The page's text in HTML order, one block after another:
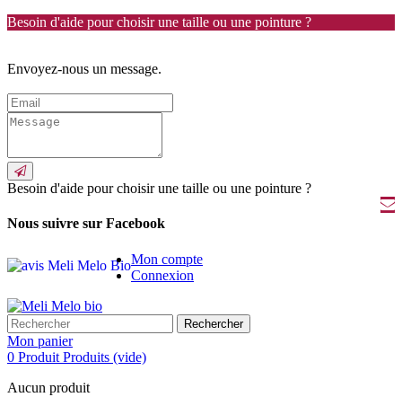
Besoin d'aide pour choisir une taille ou une pointure ?
Envoyez-nous un message.
Besoin d'aide pour choisir une taille ou une pointure ?
Nous suivre sur Facebook
Mon compte
Connexion
Rechercher
Mon panier
0 Produit Produits (vide)
Aucun produit